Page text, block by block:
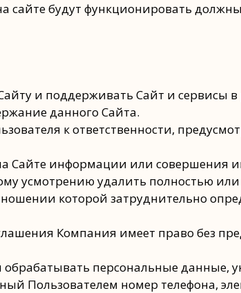
сайте будут функционировать
и поддерживать Сайт и сервисы
данного Сайта.
к ответственности,
Сайте информации или совершения
усмотрению удалить полностью
которой затруднительно
Компания имеет право без
персональные данные,
Пользователем номер телефона,